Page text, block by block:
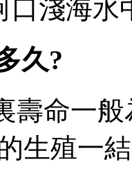
淺海水
久?
壽命一般
殖一結